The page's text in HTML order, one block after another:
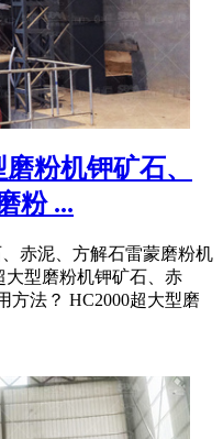
粉机钾矿石、
粉 ...
赤泥、方解石雷蒙磨粉机
大型磨粉机钾矿石、赤
方法？ HC2000超大型磨